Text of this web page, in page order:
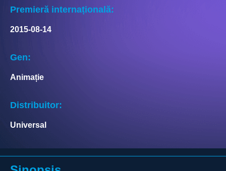
Premieră internațională:
2015-08-14
Gen:
Animație
Distribuitor:
Universal